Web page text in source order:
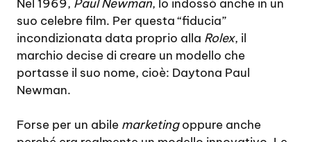
Nel 1969, Paul Newman, lo indossò anche in un
suo celebre film. Per questa “fiducia”
incondizionata data proprio alla Rolex, il
marchio decise di creare un modello che
portasse il suo nome, cioè: Daytona Paul
Newman.
Forse per un abile marketingoppure anche